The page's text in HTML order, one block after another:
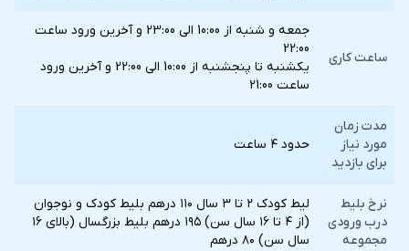
ساعت کاری
جمعه و شنبه از 10:00 الی 23:00 و آخرین ورود ساعت
22:00
یکشنبه تا پنجشنبه از 10:00 الی 22:00 و آخرین ورود
ساعت 21:00
مدت زمان
مورد نیاز
برای بازدید
حدود ۴ ساعت
نرخ بلیط
درب ورودی
مجموعه
لیط کودک ۲ تا ۳ سال ۱۱۰ درهم بلیط کودک و نوجوان
(از ۴ تا ۱۶ سال سن) ۱۹۵ درهم بلیط بزرگسال (بالای ۱۶
سال سن) ۸۰ درهم